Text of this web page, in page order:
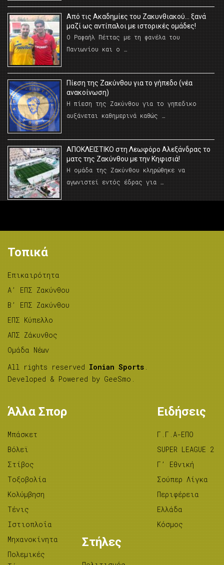
Από τις Ακαδημίες του Ζακυνθιακού… ξανά
μαζί ως αντίπαλοι με ιστορικές ομάδες!
Ο Ραφαήλ Πέττας με τη φανέλα του
Πανιωνίου και ο …
Πίεση της Ζακύνθου για το γήπεδο (νέα
ανακοίνωση)
Η πίεση της Ζακύνθου για το γηπεδικο
αυξάνεται καθημερινά καθώς …
AΠΟΚΛΕΙΣΤΙΚΟ στη Λεωφόρο Αλεξάνδρας το
ματς της Ζακύνθου με την Κηφισιά!
Η ομάδα της Ζακύνθου κληρώθηκε να
αγωνιστεί εντός έδρας για …
Τοπικά
Επικαιρότητα
A’ ΕΠΣ Ζακύνθου
B’ ΕΠΣ Ζακύνθου
ΕΠΣ Κύπελλο
ΑΠΣ Ζάκυνθος
Ομάδα Νέων
All rights reserved Ionian Sports .
Developed & Powered by GeeSmo .
Άλλα Σπορ
Μπάσκετ
Βόλεϊ
Στίβος
Tοξοβολία
Κολύμβηση
Τένις
Ιστιοπλοΐα
Μηχανοκίνητα
Πολεμικές
Ειδήσεις
Γ.Γ.Α-ΕΠΟ
SUPER LEAGUE 2
Γ’ Εθνική
Σούπερ Λίγκα
Περιφέρεια
Ελλάδα
Κόσμος
Στήλες